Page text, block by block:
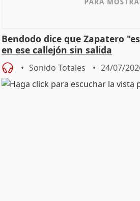
Bendodo dice que Zapatero
en ese callejón sin salida
Sonido Totales 24/07/